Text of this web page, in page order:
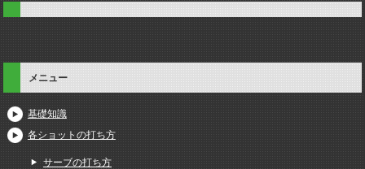
メニュー
基礎知識
各ショットの打ち方
サーブの打ち方